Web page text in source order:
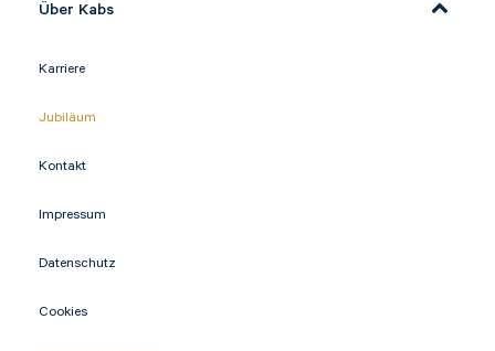
Über Kabs
Karriere
Jubiläum
Kontakt
Impressum
Datenschutz
Cookies